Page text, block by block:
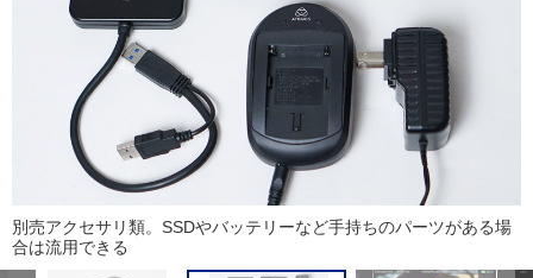
別売アクセサリ類。SSDやバッテリーなど手持ちのパーツがある場
合は流用できる